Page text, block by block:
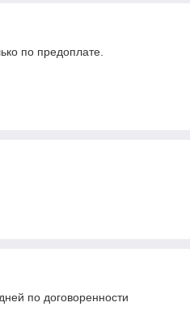
по предоплате.
по договоренности